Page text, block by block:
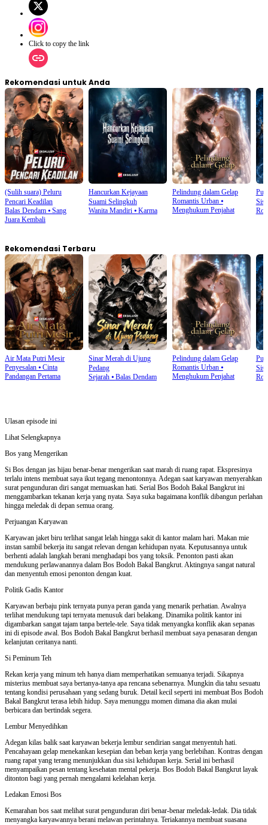
Click to copy the link
Rekomendasi untuk Anda
(Sulih suara) Peluru
Pencari Keadilan
Balas Dendam ⦁ Sang
Juara Kembali
Hancurkan Kejayaan
Suami Selingkuh
Wanita Mandiri⦁ Karma
Pelindung dalam Gelap
Romantis Urban⦁
Menghukum Penjahat
Rekomendasi Terbaru
Air Mata Putri Mesir
Penyesalan ⦁ Cinta
Pandangan Pertama
Sinar Merah di Ujung
Pedang
Sejarah⦁ Balas Dendam
Pelindung dalam Gelap
Romantis Urban⦁
Menghukum Penjahat
Ulasan episode ini
Lihat Selengkapnya
Bos yang Mengerikan
Si Bos dengan jas hijau benar-benar mengerikan saat marah di ruang rapat. Ekspresinya
terlalu intens membuat saya ikut tegang menontonnya. Adegan saat karyawan menyerahkan
surat pengunduran diri sangat memuaskan hati. Serial Bos Bodoh Bakal Bangkrut ini
menggambarkan tekanan kerja yang nyata. Saya suka bagaimana konflik dibangun perlahan
hingga meledak di depan semua orang.
Perjuangan Karyawan
Karyawan jaket biru terlihat sangat lelah hingga sakit di kantor malam hari. Makan mie
instan sambil bekerja itu sangat relevan dengan kehidupan nyata. Keputusannya untuk
berhenti adalah langkah berani menghadapi bos yang toksik. Penonton pasti akan
mendukung perlawanannya dalam Bos Bodoh Bakal Bangkrut. Aktingnya sangat natural
dan menyentuh emosi penonton dengan kuat.
Politik Gadis Kantor
Karyawan berbaju pink ternyata punya peran ganda yang menarik perhatian. Awalnya
terlihat mendukung tapi ternyata menusuk dari belakang. Dinamika politik kantor ini
digambarkan sangat tajam tanpa bertele-tele. Saya tidak menyangka konflik akan sepanas
ini di episode awal. Bos Bodoh Bakal Bangkrut berhasil membuat saya penasaran dengan
kelanjutan ceritanya nanti.
Si Peminum Teh
Rekan kerja yang minum teh hanya diam memperhatikan semuanya terjadi. Sikapnya
misterius membuat saya bertanya-tanya apa rencana sebenarnya. Mungkin dia tahu sesuatu
tentang kondisi perusahaan yang sedang buruk. Detail kecil seperti ini membuat Bos Bodoh
Bakal Bangkrut terasa lebih hidup. Saya menunggu momen dimana dia akan mulai
berbicara dan bertindak segera.
Lembur Menyedihkan
Adegan kilas balik saat karyawan bekerja lembur sendirian sangat menyentuh hati.
Pencahayaan gelap menekankan kesepian dan beban kerja yang berlebihan. Kontras dengan
ruang rapat yang terang menunjukkan dua sisi kehidupan kerja. Serial ini berhasil
menyampaikan pesan tentang kesehatan mental pekerja. Bos Bodoh Bakal Bangkrut layak
ditonton bagi yang pernah mengalami kelelahan kerja.
Ledakan Emosi Bos
Kemarahan bos saat melihat surat pengunduran diri benar-benar meledak-ledak. Dia tidak
menyangka karyawannya berani melawan perintahnya. Teriakannya membuat suasana